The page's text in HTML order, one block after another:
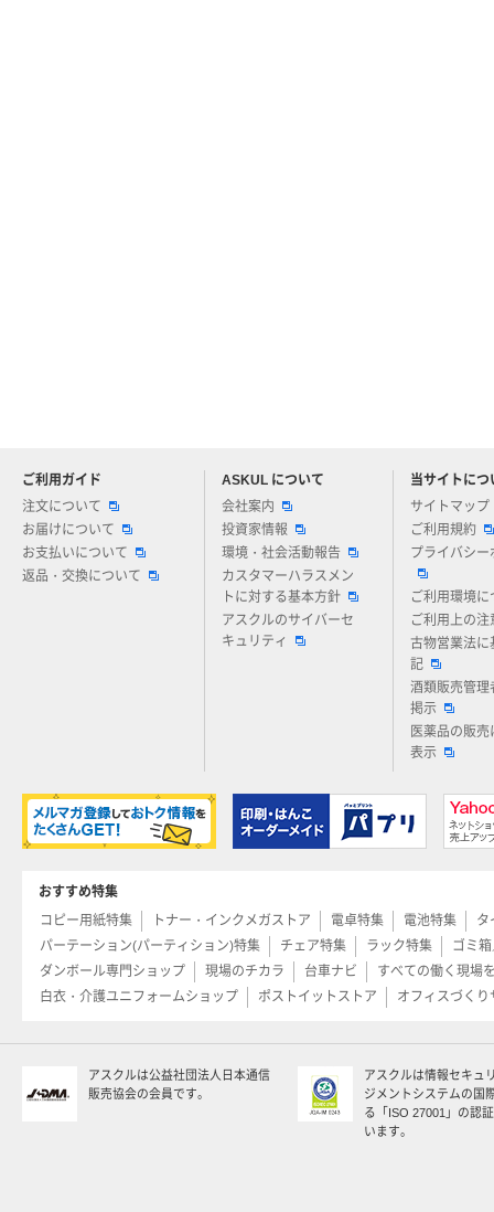
ご利用ガイド
注文について
お届けについて
お支払いについて
返品・交換について
ASKUL について
会社案内
投資家情報
環境・社会活動報告
カスタマーハラスメン
トに対する基本方針
アスクルのサイバーセ
キュリティ
当サイトにつ
サイトマップ
ご利用規約
プライバシー
ご利用環境に
ご利用上の注
古物営業法に
記
酒類販売管理
掲示
医薬品の販売
表示
アスクルについてお気軽にご質問ください
おすすめ特集
コピー用紙特集
トナー・インクメガストア 電卓特集 電池特集
タ
パーテーション(パーティション)特集
チェア特集 ラック特集
ゴミ
ダンボール専門ショップ
現場のチカラ 台車ナビ
すべての働く現場
白衣・介護ユニフォームショップ
ポストイットストア オフィスづくり
アスクルは公益社団法人日本通信
販売協会の会員です。
アスクルは情報セキュ
ジメントシステムの国
る「ISO 27001」の認
います。